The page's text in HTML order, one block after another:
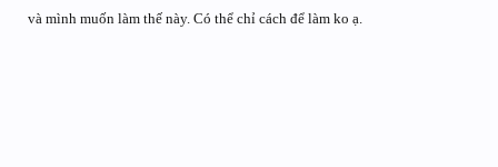
và mình muốn làm thế này. Có thể chỉ cách để làm ko ạ.